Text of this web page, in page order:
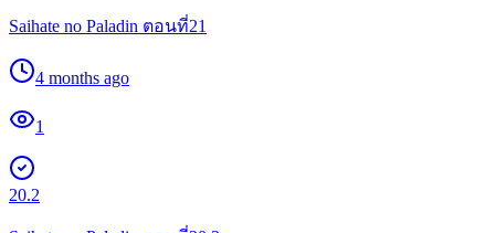
Saihate no Paladin ตอนที่21
4 months ago
1
20.2